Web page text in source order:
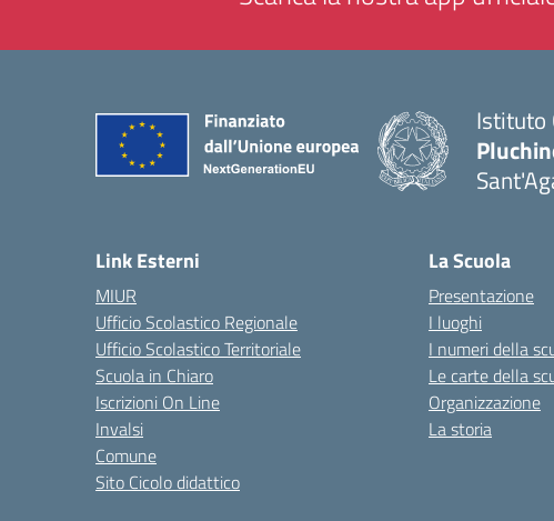
Istituto
Link Esterni
MIUR
Ufficio Scolastico Regionale
Ufficio Scolastico Territoriale
Scuola in Chiaro
Iscrizioni On Line
Invalsi
Comune
Sito Cicolo didattico
La Scuola
Presentazione
I luoghi
I numeri della
Le carte della
Organizzazione
La storia